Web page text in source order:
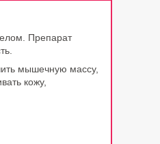
Препарат
мышечную массу,
кожу,